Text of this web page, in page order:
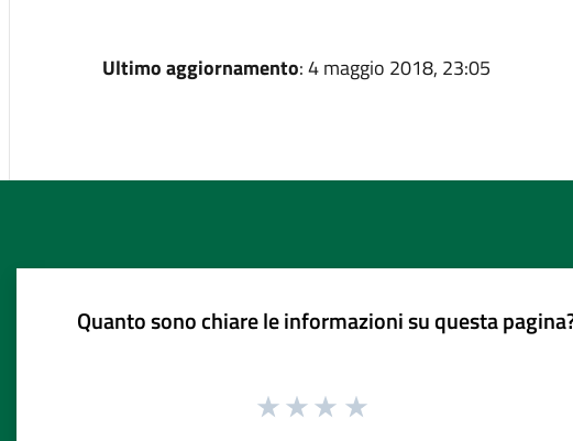
Ultimo aggiornamento: 4 maggio 2018, 23:05
Quanto sono chiare le informazioni su questa